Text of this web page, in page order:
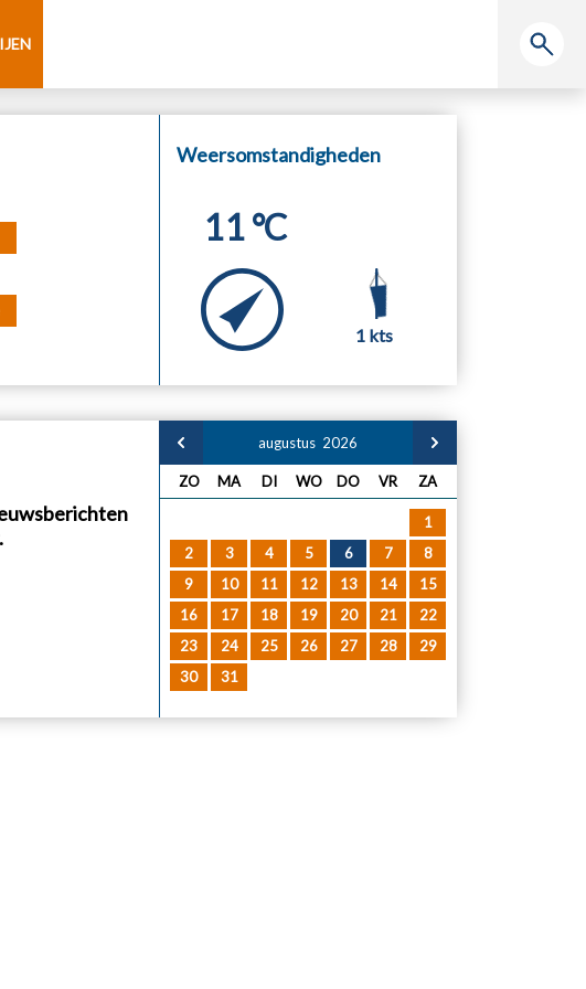
Weersomstandigheden
11°C
1 kts
augustus 2026
ZO MA DI WO DO VR ZA
1
2
3 4 5 6 7
8
9
10 11 12 13 14
15
16
17 18 19 20 21
22
23
24 25 26 27 28
29
30
31